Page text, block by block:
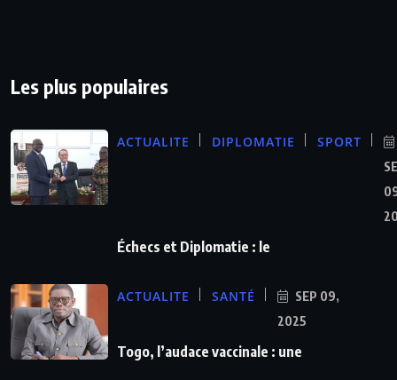
Les plus populaires
ACTUALITE DIPLOMATIE SPORT
Échecs et Diplomatie : le
ACTUALITE SANTÉ
SEP 09,
2025
Togo, l’audace vaccinale : une